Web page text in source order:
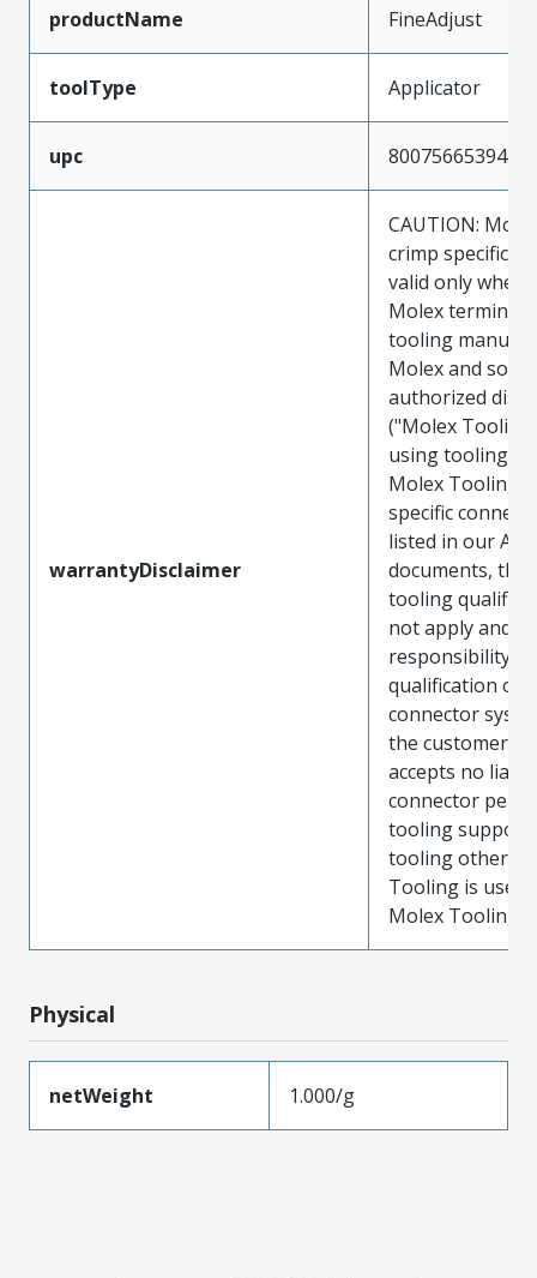
productName FineAdjust
toolType Applicator
upc 800756653945
warrantyDisclaimer
CAUTION:
crimp
valid only when
Molex
tooling
Molex and sold
authorized
("Molex
using tooling
Molex Tooling
specific
listed in our ATS
documents, the
tooling
not apply and
responsibility
qualification of
connector
the customer.
accepts no
connector
tooling support
tooling other
Tooling is used
Molex Tooling
Physical
netWeight 1.000/g